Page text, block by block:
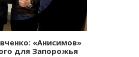
«Анисимов»
для Запорожья